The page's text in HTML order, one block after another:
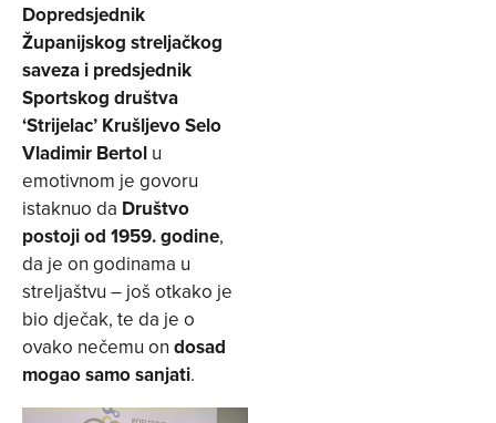
Dopredsjednik
Županijskog streljačkog
saveza i predsjednik
Sportskog društva
‘Strijelac’ Krušljevo Selo
Vladimir Bertol u
emotivnom je govoru
istaknuo da Društvo
postoji od 1959. godine,
da je on godinama u
streljaštvu – još otkako je
bio dječak, te da je o
ovako nečemu on dosad
mogao samo sanjati.